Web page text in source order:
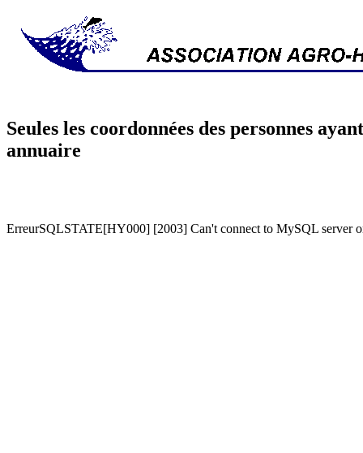
Seules les coordonnées des personnes
annuaire
ErreurSQLSTATE[HY000] [2003] Can't connect to MySQL server